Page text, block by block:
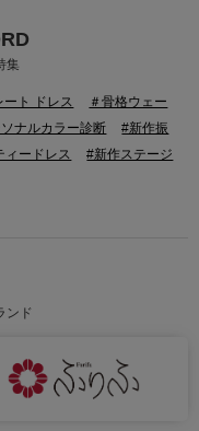
集
ート ドレス
＃骨格ウェー
ナルカラー診断
#新作振
ィードレス
#新作ステージ
ンド